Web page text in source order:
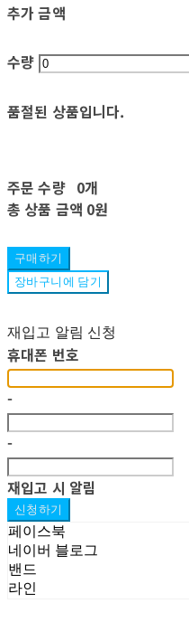
추가 금액
수량
품절된 상품입니다.
주문 수량 0개
총 상품 금액 0원
구매하기
장바구니에 담기
재입고 알림 신청
휴대폰 번호
-
-
재입고 시 알림
신청하기
페이스북
네이버 블로그
밴드
라인